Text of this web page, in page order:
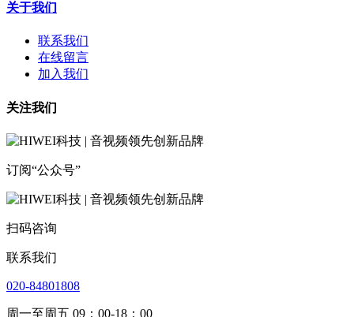
关于我们
联系我们
在线留言
加入我们
关注我们
订阅“公众号”
扫码咨询
联系我们
020-84801808
周一至周五 09：00-18：00